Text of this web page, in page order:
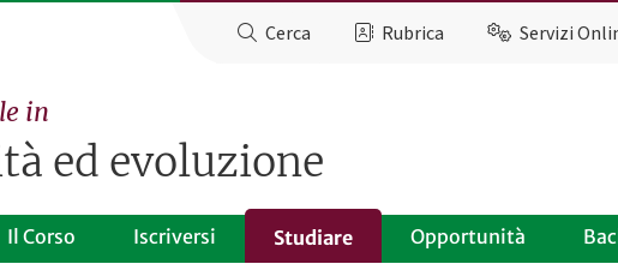
Cerca Rubrica Servizi
in
ed evoluzione
Il Corso Iscriversi Studiare Opportunità